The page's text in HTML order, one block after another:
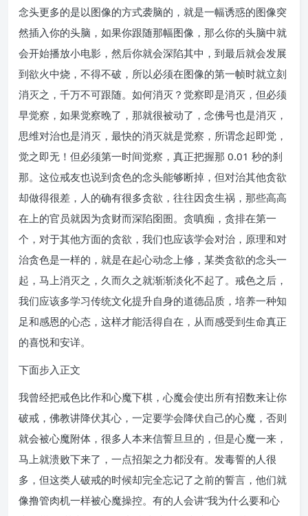
念头更多的是以图像的方式袭脑的，就是一幅诱惑的图像突
然插入你的头脑，如果你跟随那幅图像，那么你的头脑中就
会开始播放小电影，然后你就会深陷其中，到最后就会发展
到欲火中烧，不得不破，所以必须在图像的第一帧时就立刻
消灭之，千万不可跟随。如何消灭？觉察即是消灭，但必须
早觉察，如果觉察晚了，那就很被动了，念佛号也是消灭，
思维对治也是消灭，最快的消灭就是觉察，所谓念起即觉，
觉之即无！但必须第一时间觉察，真正把握那 0.01 秒的刹
那。这位戒友也说到贪色的念头能够断掉，但对治其他贪欲
却做得很差，人的确有很多贪欲，往往因贪生祸，那些高高
在上的官员就因为贪财而深陷囹圄。贪嗔痴，贪排在第一
个，对于其他方面的贪欲，我们也应该学会对治，原理和对
治贪色是一样的，就是在起心动念上修，某类贪欲的念头一
起，马上消灭之，久而久之就渐渐淡化不起了。戒色之后，
我们应该多学习传统文化提升自身的道德品质，培养一种知
足和感恩的心态，这样才能活得自在，从而感受到生命真正
的喜悦和安详。
下面步入正文
我曾经把戒色比作和心魔下棋，心魔会使出所有招数来让你
破戒，佛教讲降伏其心，一定要学会降伏自己的心魔，否则
就会被心魔附体，很多人本来信誓旦旦的，但是心魔一来，
马上就溃败下来了，一点招架之力都没有。发毒誓的人很
多，但这类人破戒的时候却完全忘记了之前的誓言，他们就
像撸管肉机一样被心魔操控。有的人会讲“我为什么要和心